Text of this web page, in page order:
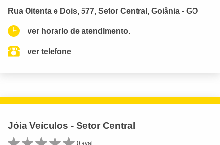
Rua Oitenta e Dois, 577, Setor Central, Goiânia - GO
ver horario de atendimento.
ver telefone
Jóia Veículos - Setor Central
0 aval.